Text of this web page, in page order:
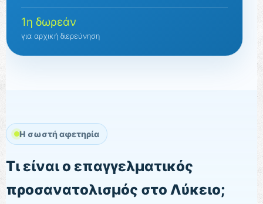
1η δωρεάν
για αρχική διερεύνηση
Η σωστή αφετηρία
Τι είναι ο επαγγελματικός
προσανατολισμός στο Λύκειο;